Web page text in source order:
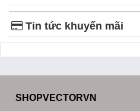
Tin tức khuyến mãi
SHOPVECTORVN